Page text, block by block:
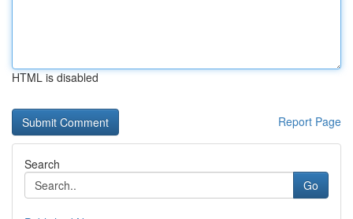
HTML is disabled
Report Page
Search
Go